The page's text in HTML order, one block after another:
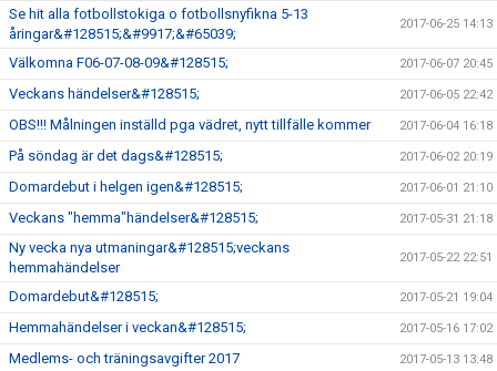
Se hit alla fotbollstokiga o fotbollsnyfikna 5-13
åringar&#128515;&#9917;&#65039;
2017-06-25 14:13
Välkomna F06-07-08-09&#128515; 2017-06-07 20:45
Veckans händelser&#128515; 2017-06-05 22:42
OBS!!! Målningen inställd pga vädret, nytt tillfälle kommer 2017-06-04 16:18
På söndag är det dags&#128515; 2017-06-02 20:19
Domardebut i helgen igen&#128515; 2017-06-01 21:10
Veckans "hemma"händelser&#128515; 2017-05-31 21:18
Ny vecka nya utmaningar&#128515;veckans
hemmahändelser
2017-05-22 22:51
Domardebut&#128515; 2017-05-21 19:04
Hemmahändelser i veckan&#128515; 2017-05-16 17:02
Medlems- och träningsavgifter 2017 2017-05-13 13:48